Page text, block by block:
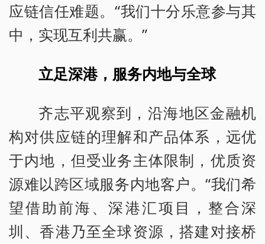
应链信任难题。“我们十分乐意参与其
中，实现互利共赢。”
立足深港，服务内地与全球
齐志平观察到，沿海地区金融机
构对供应链的理解和产品体系，远优
于内地，但受业务主体限制，优质资
源难以跨区域服务内地客户。“我们希
望借助前海、深港汇项目，整合深
圳、香港乃至全球资源，搭建对接桥